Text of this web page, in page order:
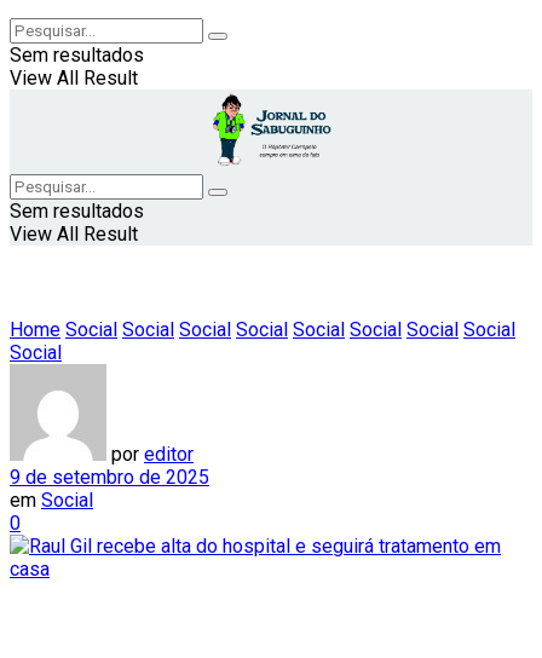
Sem resultados
View All Result
Sem resultados
View All Result
Home Social Social Social Social Social Social Social Social
Social
por editor
9 de setembro de 2025
em Social
0